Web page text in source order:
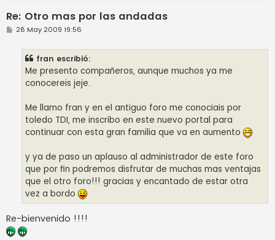
Re: Otro mas por las andadas
M
28 May 2009 19:56
fran escribió:
Me presento compañeros, aunque muchos ya me
conocereis jeje.
Me llamo fran y en el antiguo foro me conociais por
toledo TDI, me inscribo en este nuevo portal para
continuar con esta gran familia que va en aumento
y ya de paso un aplauso al administrador de este foro
que por fin podremos disfrutar de muchas mas ventajas
que el otro foro!!! gracias y encantado de estar otra
vez a bordo
Re-bienvenido !!!!